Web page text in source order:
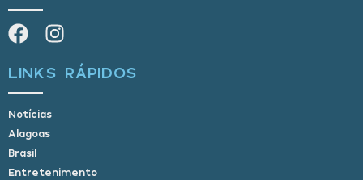
LINKS RÁPIDOS
Notícias
Alagoas
Brasil
Entretenimento